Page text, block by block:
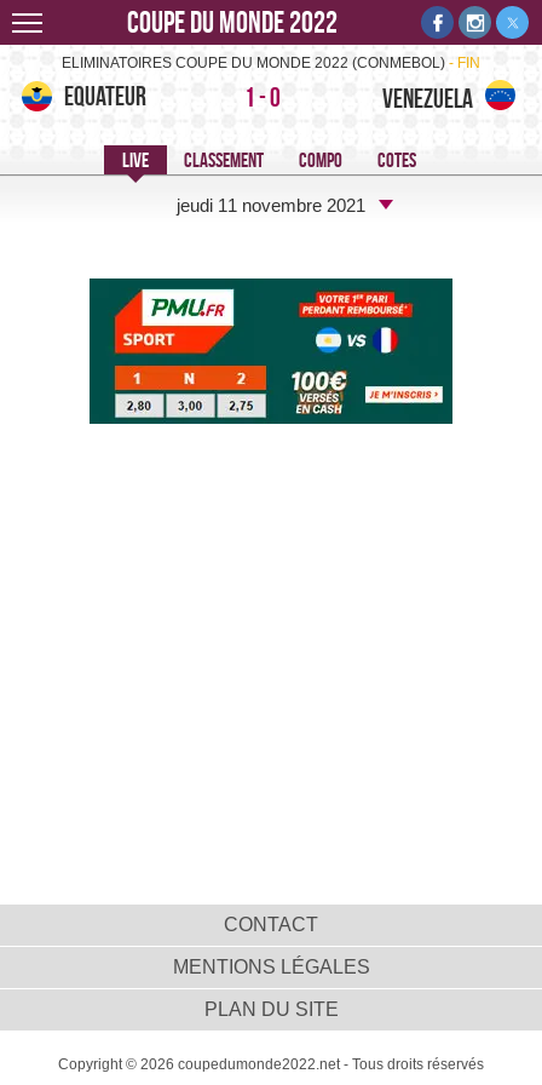
Coupe du monde 2022
Equateur-Venezuela -
ELIMINATOIRES COUPE DU MONDE 2022 (CONMEBOL)
FIN
Equateur 1 -0 Venezuela
jeudi 11 novembre 2021
CONTACT
MENTIONS LÉGALES
PLAN DU SITE
Copyright © 2026 coupedumonde2022.net - Tous droits réservés